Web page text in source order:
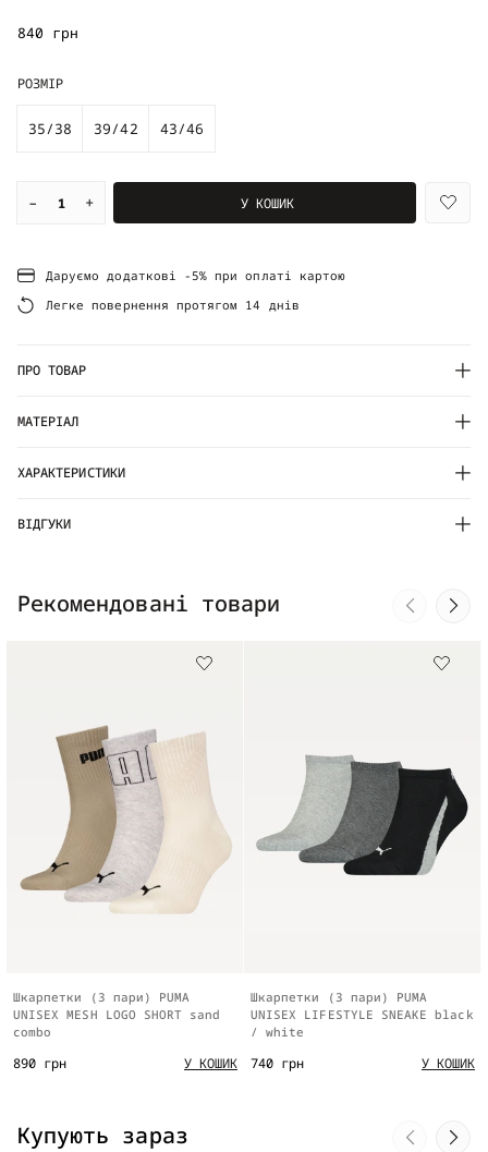
840 грн
РОЗМІР
35/38 39/42 43/46
– + У КОШИК
Даруємо додаткові -5% при оплаті картою
Легке повернення протягом 14 днів
ПРО ТОВАР
МАТЕРІАЛ
ХАРАКТЕРИСТИКИ
ВІДГУКИ
Рекомендовані товари
Шкарпетки (3 пари) PUMA
UNISEX MESH LOGO SHORT sand
combo
890 грн У КОШИК
Шкарпетки (3 пари) PUMA
UNISEX LIFESTYLE SNEAKE black
/ white
740 грн У КОШИК
Купують зараз